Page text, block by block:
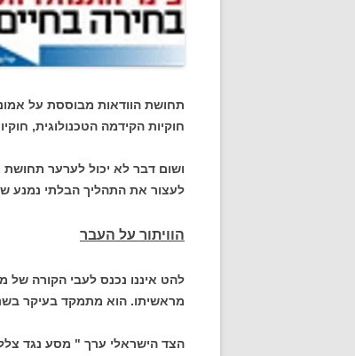
תחושת הוודאות מבוססת על
חוקיות הקידמה הטכנולוגית,
ושום דבר לא יכול לערער תחושת
לעצור את התהליך הבלתי נמנע
הוויתור על העבר
להט איננו נכנס לעבי הקורה של
מראשיתו. הוא מתמקד בעיקר
הצד הישראלי ערך " מסע נגד